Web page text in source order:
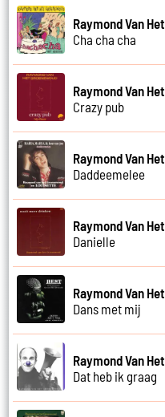
Raymond Van
Cha cha cha
Raymond Van
Crazy pub
Raymond Van
Daddeemelee
Raymond Van
Danielle
Raymond Van
Dans met mij
Raymond Van
Dat heb ik graag